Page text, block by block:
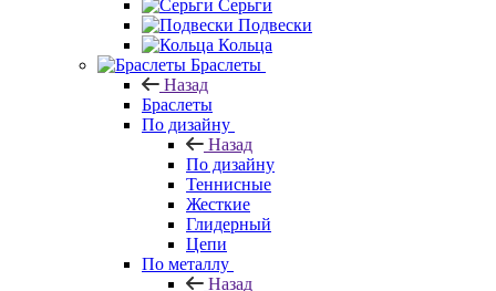
Серьги
Подвески
Кольца
Браслеты
Назад
Браслеты
По дизайну
Назад
По дизайну
Теннисные
Жесткие
Глидерный
Цепи
По металлу
Назад